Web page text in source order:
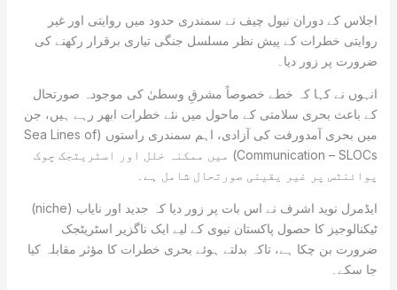
اجلاس کے دوران نیول چیف نے سمندری حدود میں روایتی اور غیر
روایتی خطرات کے پیش نظر مسلسل جنگی تیاری برقرار رکھنے کی
ضرورت پر زور دیا۔
انہوں نے کہا کہ خطے خصوصاً مشرقِ وسطیٰ کی موجودہ صورتحال
کے باعث بحری سلامتی کے ماحول میں نئے خطرات ابھر رہے ہیں، جن
میں بحری آمدورفت کی آزادی، اہم سمندری راستوں (Sea Lines of
Communication – SLOCs) میں ممکنہ خلل اور اسٹریٹجک چوک
پوائنٹس پر غیر یقینی صورتحال شامل ہے۔
ایڈمرل نوید اشرف نے اس بات پر زور دیا کہ جدید اور نایاب (niche)
ٹیکنالوجیز کا حصول پاکستان نیوی کے لیے ایک ناگزیر اسٹریٹجک
ضرورت بن چکا ہے، تاکہ بدلتے ہوئے بحری خطرات کا مؤثر مقابلہ کیا
جا سکے۔